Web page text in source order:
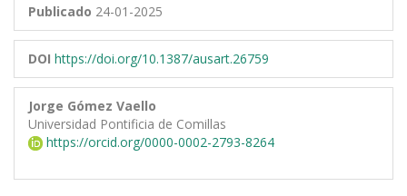
Publicado 24-01-2025
DOI https://doi.org/10.1387/ausart.26759
Jorge Gómez Vaello
Universidad Pontificia de Comillas
https://orcid.org/0000-0002-2793-8264